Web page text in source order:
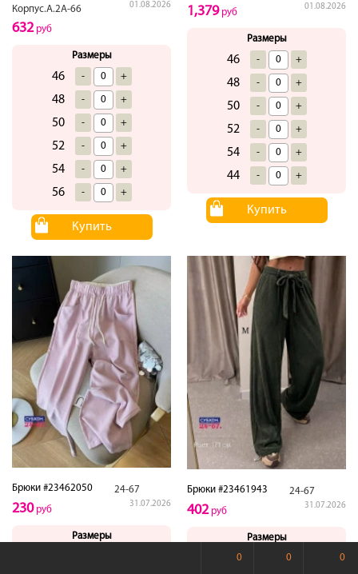
Корпус.А.2А-66
01.08.2026
632руб
Размеры
46 - +
48 - +
50 - +
52 - +
54 - +
56 - +
Купить
01.08.2026
1,379руб
Размеры
46 - +
48 - +
50 - +
52 - +
54 - +
44 - +
Купить
Брюки #23462050 24-67
31.07.2026
230руб
Размеры
Брюки #23461943 24-67
31.07.2026
402руб
Размеры
460 0 0